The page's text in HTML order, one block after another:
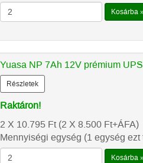
Kosárba »
Yuasa NP 7Ah 12V prémium
Részletek
Raktáron!
2 X 10.795 Ft(2 X 8.500 Ft+ÁFA)
Mennyiségi egység (1 egység ezt
Kosárba »